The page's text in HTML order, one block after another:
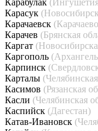
Карабулак
Карасук
Карачаевск
Карачев (Брянская
Каргат
Каргополь
Карпинск
Карталы
Касимов (Рязанская
Касли (Челябинская
Каспийск (Дагестан)
Катав-Ивановск